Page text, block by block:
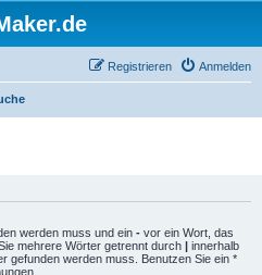
Anmelden
Registrieren
werden muss und ein - vor ein Wort, das
mehrere Wörter getrennt durch | innerhalb
gefunden werden muss. Benutzen Sie ein *